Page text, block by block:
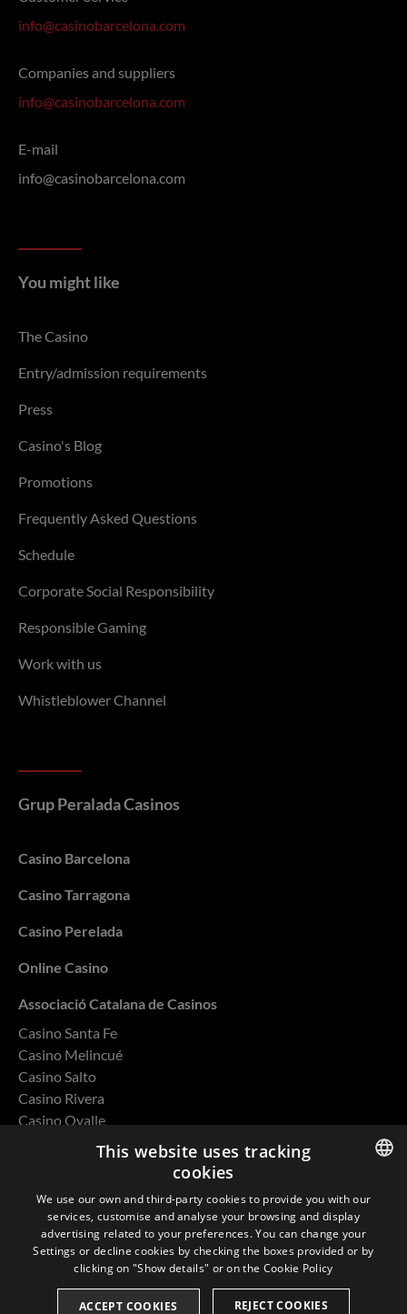
info@casinobarcelona.com
Companies and suppliers
info@casinobarcelona.com
E-mail
info@casinobarcelona.com
You might like
The Casino
Entry/admission requirements
Press
Casino's Blog
Promotions
Frequently Asked Questions
Schedule
Corporate Social Responsibility
Responsible Gaming
Work with us
Whistleblower Channel
Grup Peralada Casinos
Casino Barcelona
Casino Tarragona
Casino Perelada
Online Casino
Associació Catalana de Casinos
Casino Santa Fe
Casino Melincué
Casino Salto
Casino Rivera
Casino Ovalle
Privacy Policy
Cookies
Environmental and Quality Policy
ENGLISH
SPANISH
CATALAN
FRENCH
This website uses tracking
cookies
We use our own and third-party cookies to provide you with our
services, customise and analyse your browsing and display
advertising related to your preferences. You can change your
Settings or decline cookies by checking the boxes provided or by
clicking on "Show details" or on the Cookie Policy
ACCEPT COOKIES REJECT COOKIES